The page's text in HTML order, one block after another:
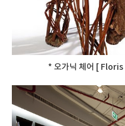
* 오가닉 체어 [